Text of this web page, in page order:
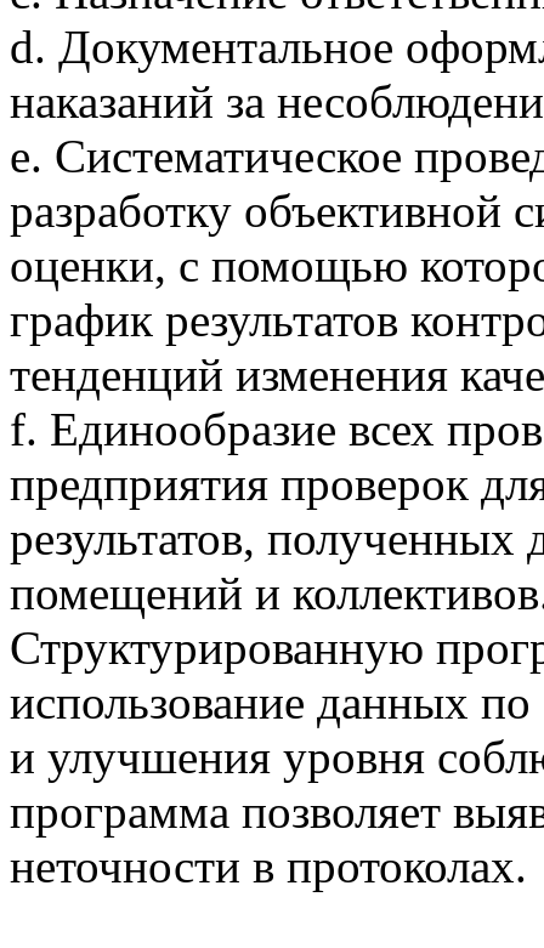
d. Документальное
наказаний за
e. Систематическое
разработку объективной
оценки, с помощью
график результатов
тенденций изменения
f. Единообразие всех
предприятия проверок
результатов,
помещений и
Структурированную
использование данных
и улучшения уровня
программа позволяет
неточности в протоколах.